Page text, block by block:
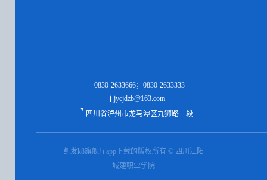
0830-2633666；0830-2633333
jycjdzb@163.com
四川省泸州市龙马潭区九狮路二段
凯发k8旗舰厅app下载的版权所有 © 四川江阳
城建职业学院